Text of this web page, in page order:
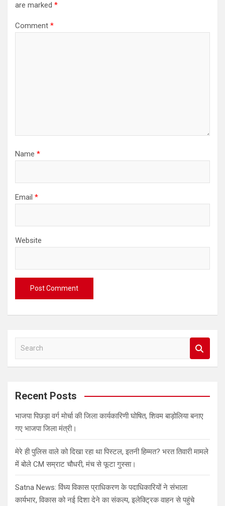
are marked *
Comment *
Name *
Email *
Website
a
c
Recent Posts
भाजपा पिछड़ा वर्ग मोर्चा की जिला कार्यकारिणी घोषित, शिवम बाड़ोलिया बनाए
गए भाजपा जिला मंत्री।
मेरे ही पुलिस वाले को दिखा रहा था पिस्टल, इतनी हिम्मत? भरत तिवारी मामले
में बोले CM सम्राट चौधरी, मंच से फूटा गुस्सा।
Satna News: विंध्य विकास प्राधिकरण के पदाधिकारियों ने संभाला
कार्यभार, विकास को नई दिशा देने का संकल्प, इलेक्ट्रिक वाहन से पहुंचे